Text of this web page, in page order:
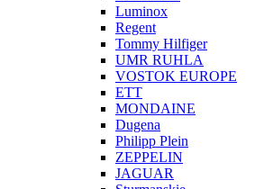
Luminox
Regent
Tommy Hilfiger
UMR RUHLA
VOSTOK EUROPE
ETT
MONDAINE
Dugena
Philipp Plein
ZEPPELIN
JAGUAR